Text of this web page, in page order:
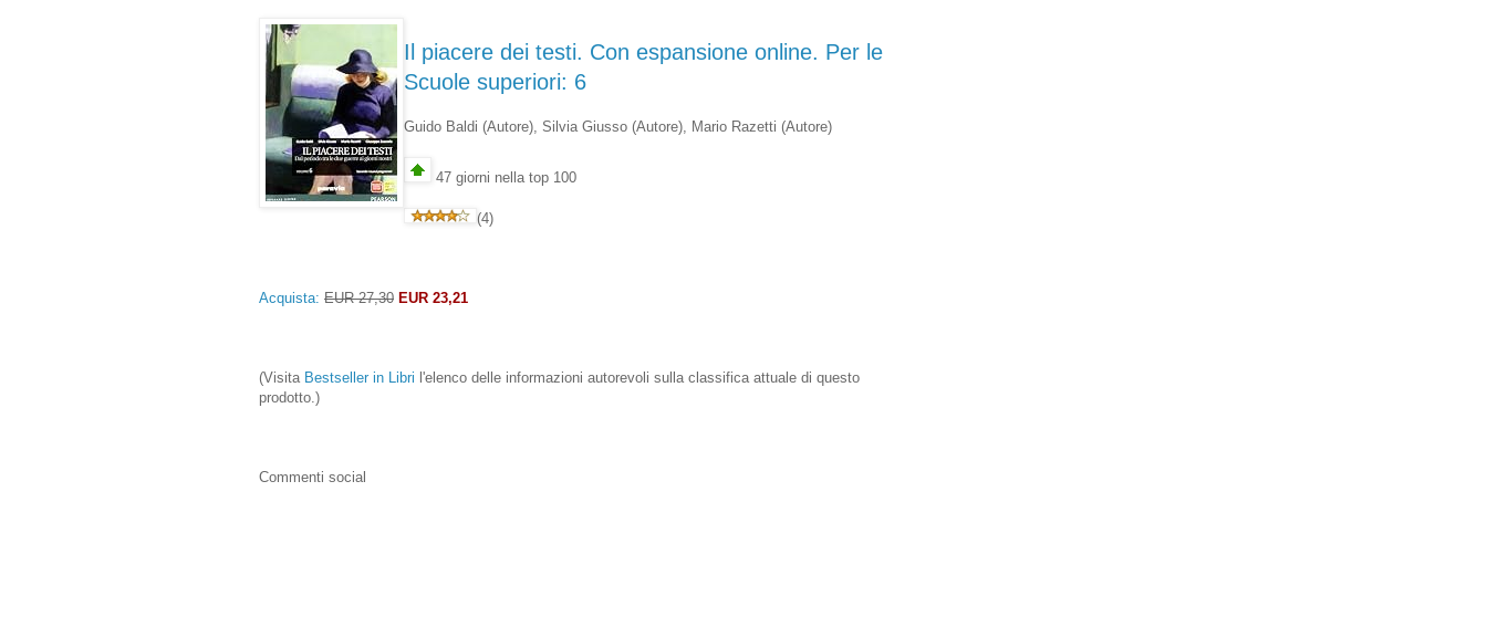
Il piacere dei testi. Con espansione online. Per le
Scuole superiori: 6
Guido Baldi (Autore) , Silvia Giusso (Autore) , Mario Razetti (Autore)
47 giorni nella top 100
(4)
Acquista: EUR 27,30 EUR 23,21
(Visita Bestseller in Libri l'elenco delle informazioni autorevoli sulla classifica attuale di questo
prodotto.)
Commenti social